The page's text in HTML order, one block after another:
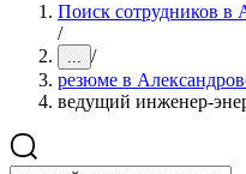
Поиск сотрудников в
/
... /
резюме в
ведущий инженер-